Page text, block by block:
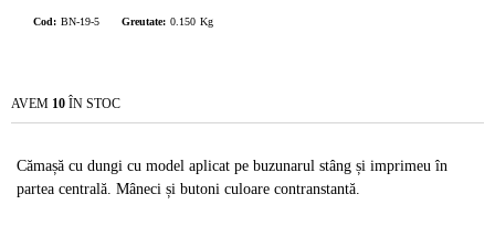
Cod: BN-19-5 Greutate: 0.150 Kg
AVEM 10 ÎN STOC
Cămașă cu dungi cu model aplicat pe buzunarul stâng și imprimeu în
partea centrală. Mâneci și butoni culoare contranstantă.